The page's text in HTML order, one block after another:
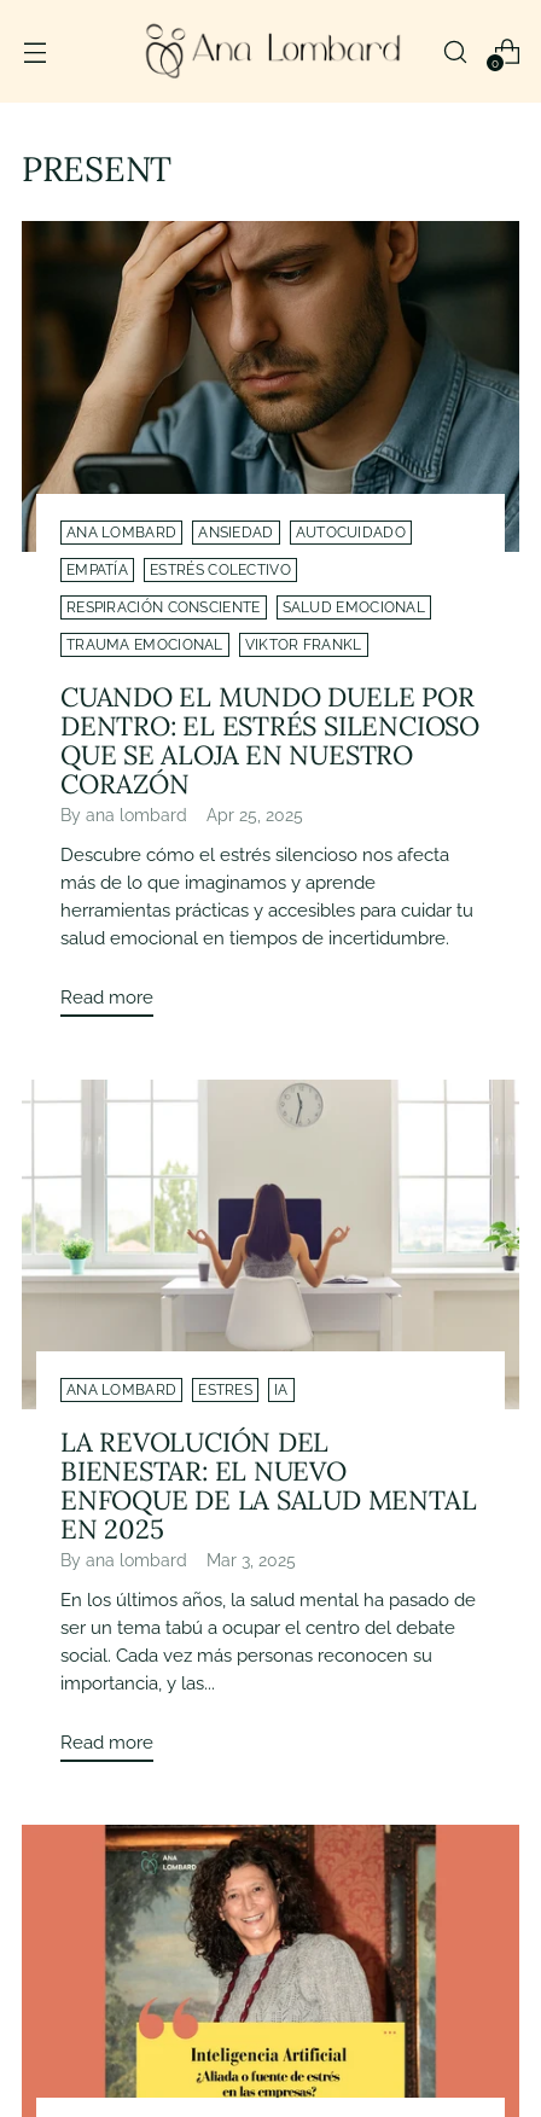
0
PRESENT
ANA LOMBARD ANSIEDAD AUTOCUIDADO
EMPATÍA ESTRÉS COLECTIVO
RESPIRACIÓN CONSCIENTE SALUD EMOCIONAL
TRAUMA EMOCIONAL VIKTOR FRANKL
CUANDO EL MUNDO DUELE POR
DENTRO: EL ESTRÉS SILENCIOSO
QUE SE ALOJA EN NUESTRO
CORAZÓN
By ana lombard Apr 25, 2025
Descubre cómo el estrés silencioso nos afecta
más de lo que imaginamos y aprende
herramientas prácticas y accesibles para cuidar tu
salud emocional en tiempos de incertidumbre.
Read more
ANA LOMBARD ESTRES IA
LA REVOLUCIÓN DEL
BIENESTAR: EL NUEVO
ENFOQUE DE LA SALUD MENTAL
EN 2025
By ana lombard Mar 3, 2025
En los últimos años, la salud mental ha pasado de
ser un tema tabú a ocupar el centro del debate
social. Cada vez más personas reconocen su
importancia, y las...
Read more